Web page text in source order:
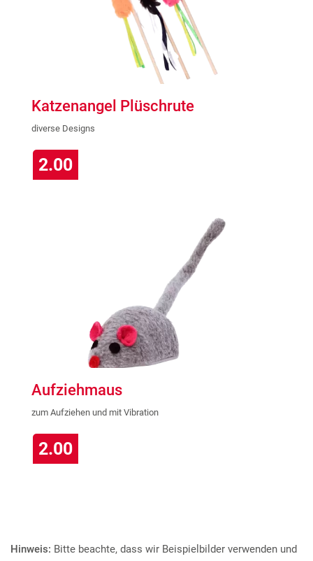
Katzenangel Plüschrute
diverse Designs
2.00
Aufziehmaus
zum Aufziehen und mit Vibration
2.00
Hinweis: Bitte beachte, dass wir Beispielbilder verwenden und